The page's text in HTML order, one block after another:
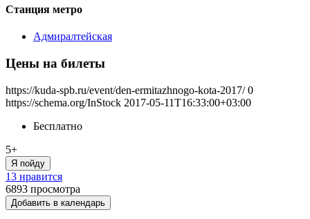
Станция метро
Адмиралтейская
Цены на билеты
https://kuda-spb.ru/event/den-ermitazhnogo-kota-2017/ 0
https://schema.org/InStock 2017-05-11T16:33:00+03:00
Бесплатно
5+
Я пойду
13 нравится
6893 просмотра
Добавить в календарь